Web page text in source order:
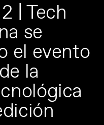
| Tech
se
el evento
la